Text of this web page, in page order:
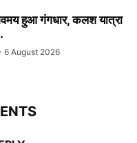
हुआ गंगधार, कलश यात्रा
6 August 2026